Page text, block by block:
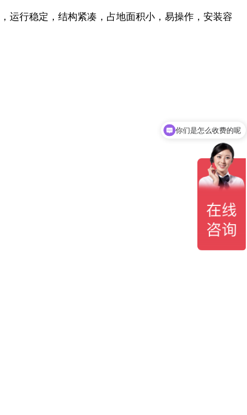
运行稳定，结构紧凑，占地面积小，易操作，安装容
你们是怎么收费的呢